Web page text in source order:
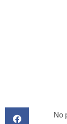
No